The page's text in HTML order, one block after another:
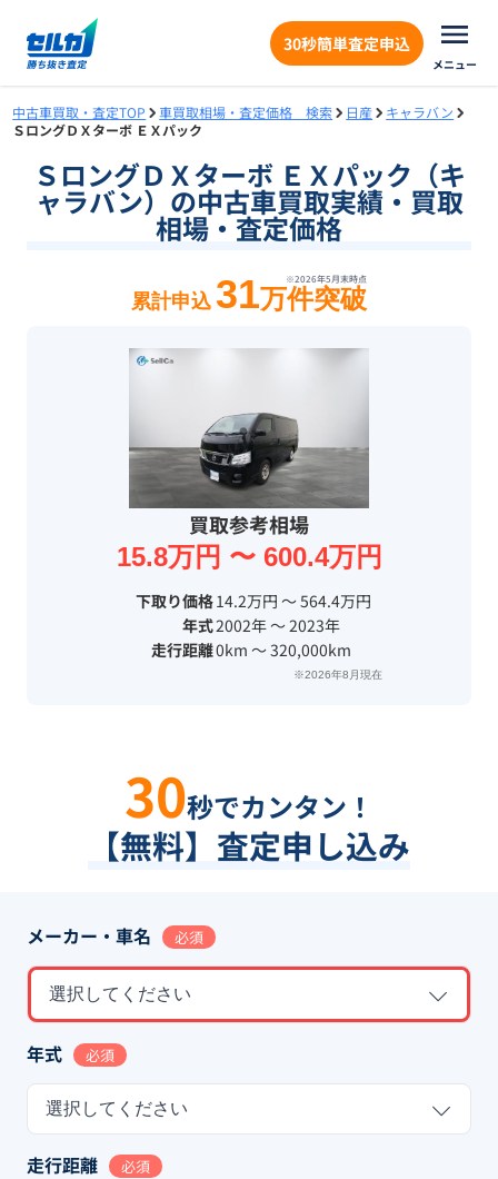
30秒簡単査定申込
メニュー
中古車買取・査定TOP 車買取相場・査定価格 検索 日産
キャラバン
ＳロングＤＸターボ ＥＸパック
ＳロングＤＸターボ ＥＸパック（キ
ャラバン）の中古車買取実績・買取
相場・査定価格
※2026年5月末時点
累計申込 31万件突破
買取参考相場
15.8万円 〜 600.4万円
下取り価格14.2万円 〜 564.4万円
年式2002年 〜 2023年
走行距離0km 〜 320,000km
※2026年8月現在
30秒でカンタン！
【無料】査定申し込み
メーカー・車名 必須
選択してください
年式 必須
選択してください
走行距離 必須